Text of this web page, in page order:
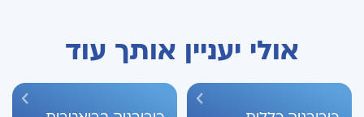
אולי יעניין אותך עוד